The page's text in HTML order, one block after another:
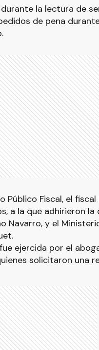
la lectura de
de pena
Fiscal, el fiscal
a la que adhirieron la
Navarro, y el
ejercida por el
solicitaron una